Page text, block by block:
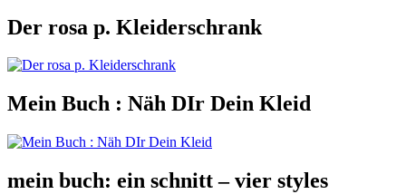
Der rosa p. Kleiderschrank
Mein Buch : Näh DIr Dein Kleid
mein buch: ein schnitt – vier styles